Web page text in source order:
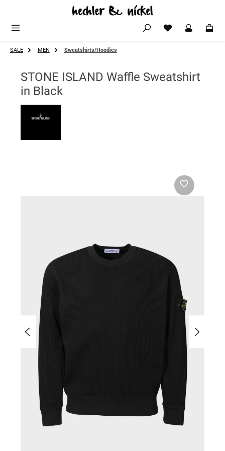
Zum Hauptinhalt springen
SALE MEN Sweatshirts/Hoodies
STONE ISLAND Waffle Sweatshirt
in Black